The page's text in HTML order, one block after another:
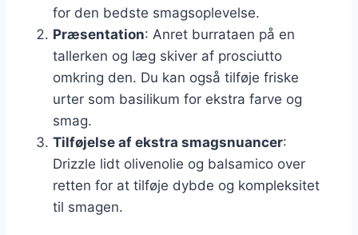
for den bedste smagsoplevelse.
Præsentation: Anret burrataen på en
tallerken og læg skiver af prosciutto
omkring den. Du kan også tilføje friske
urter som basilikum for ekstra farve og
smag.
Tilføjelse af ekstra smagsnuancer:
Drizzle lidt olivenolie og balsamico over
retten for at tilføje dybde og kompleksitet
til smagen.